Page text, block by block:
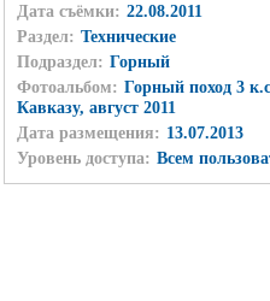
Дата съёмки: 22.08.2011
Раздел: Технические
Подраздел: Горный
Фотоальбом: Горный поход 3
Кавказу, август 2011
Дата размещения: 13.07.2013
Уровень доступа: Всем